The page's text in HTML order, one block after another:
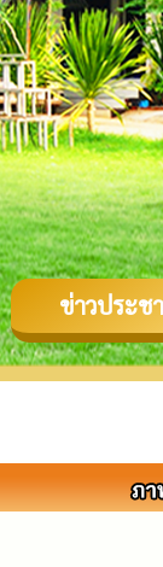
ข่าวประ